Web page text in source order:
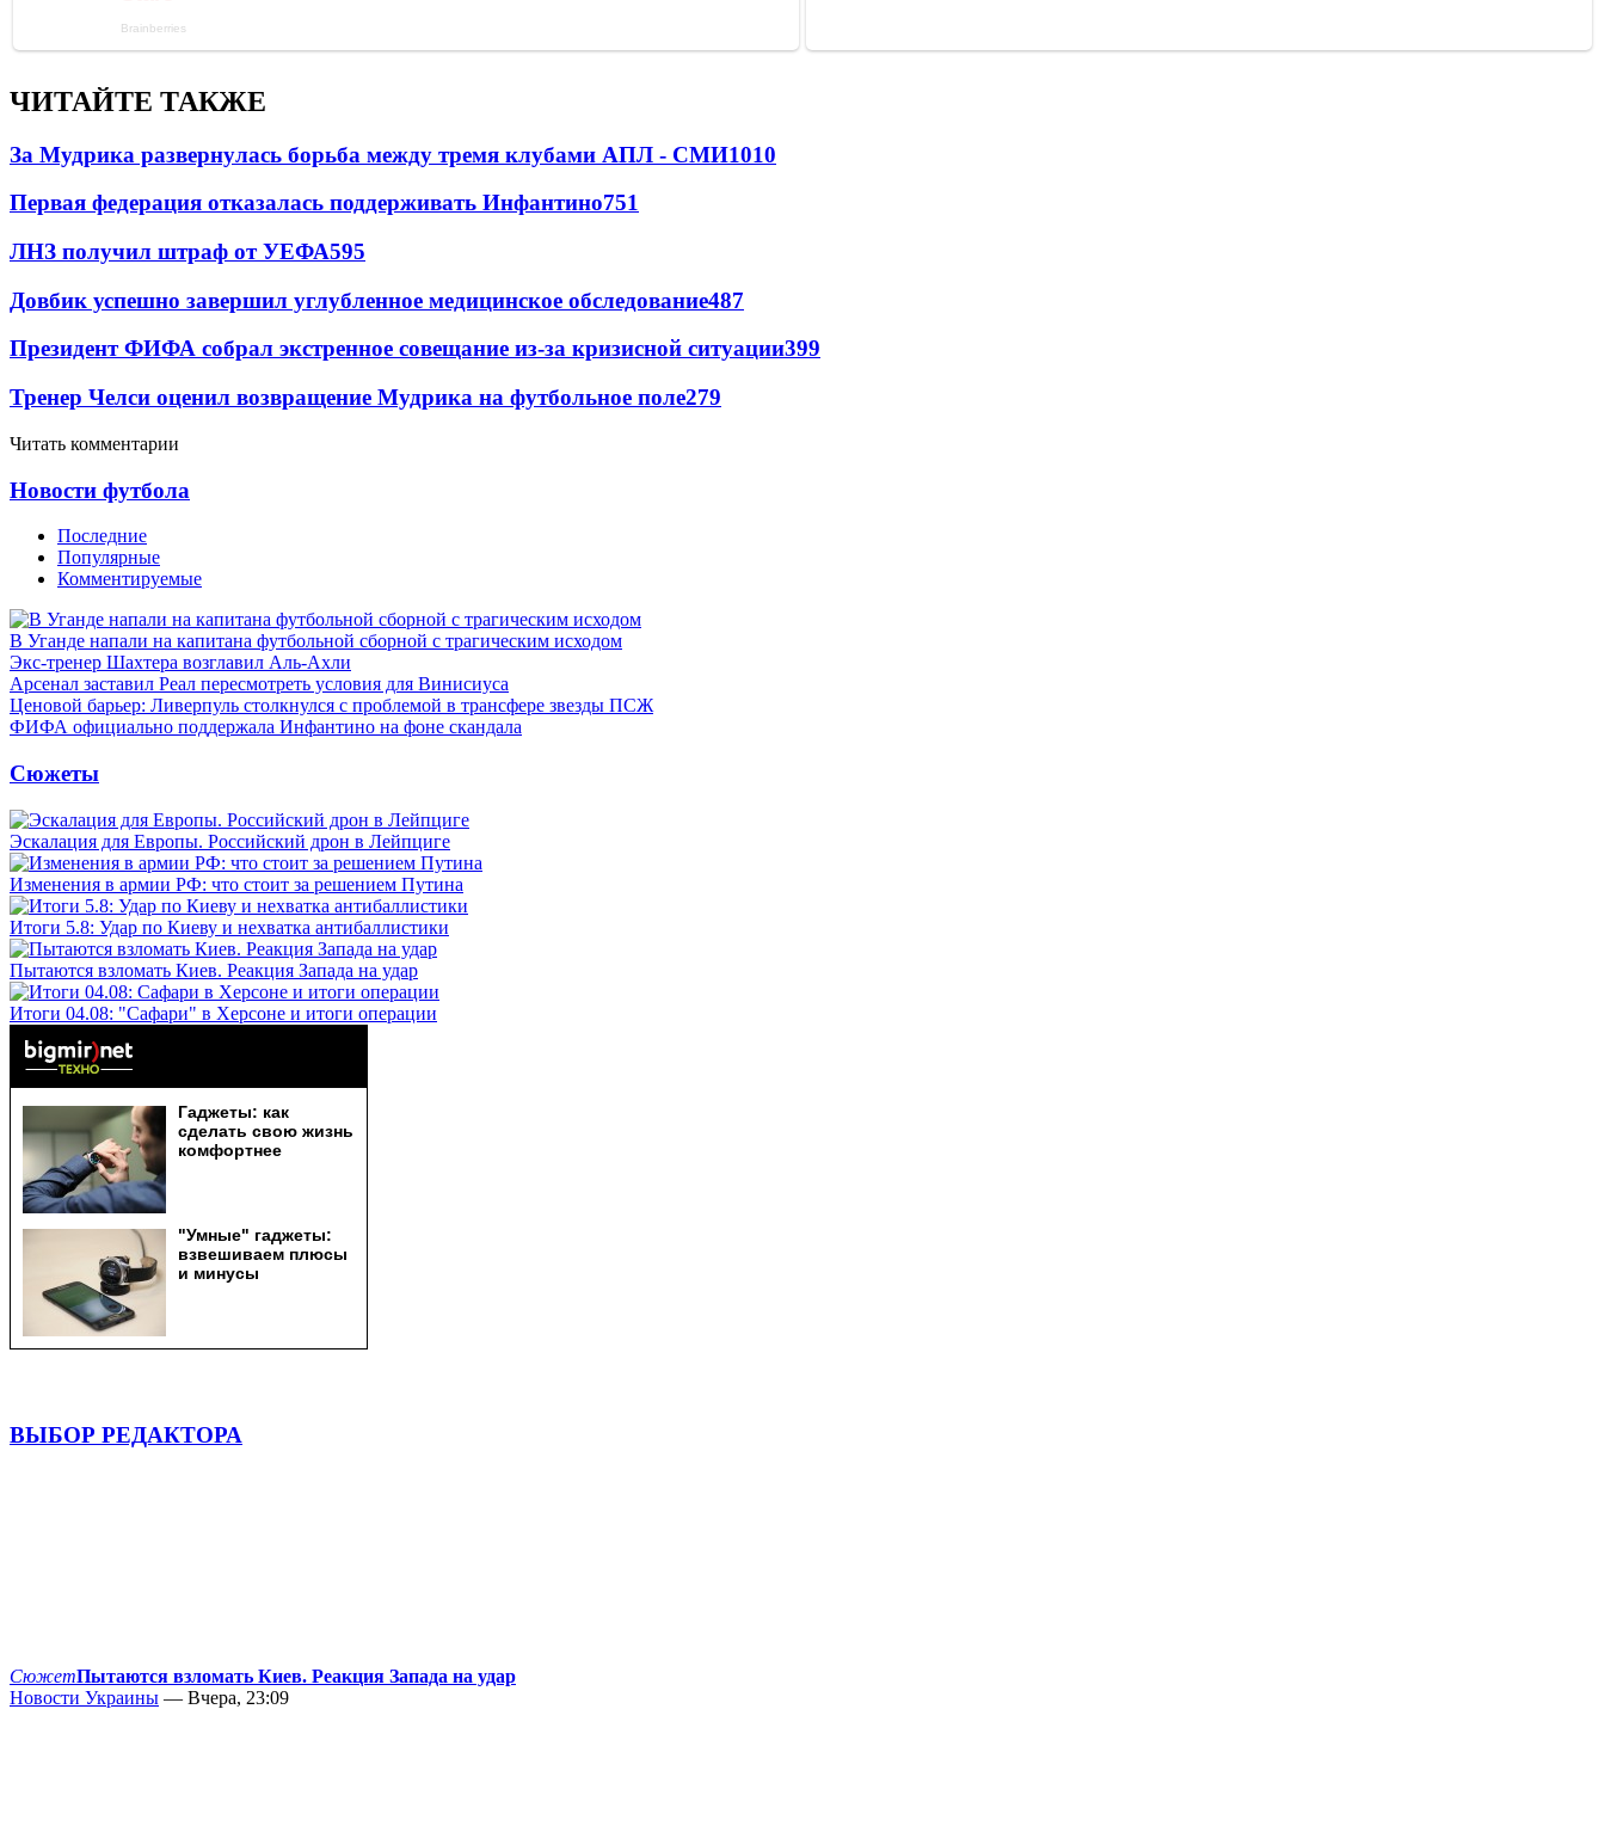
ЧИТАЙТЕ ТАКЖЕ
За Мудрика развернулась борьба между тремя клубами АПЛ - СМИ1010
Первая федерация отказалась поддерживать Инфантино751
ЛНЗ получил штраф от УЕФА595
Довбик успешно завершил углубленное медицинское обследование487
Президент ФИФА собрал экстренное совещание из-за кризисной ситуации399
Тренер Челси оценил возвращение Мудрика на футбольное поле279
Читать комментарии
Новости футбола
Последние
Популярные
Комментируемые
В Уганде напали на капитана футбольной сборной с трагическим исходом
Экс-тренер Шахтера возглавил Аль-Ахли
Арсенал заставил Реал пересмотреть условия для Винисиуса
Ценовой барьер: Ливерпуль столкнулся с проблемой в трансфере звезды ПСЖ
ФИФА официально поддержала Инфантино на фоне скандала
Сюжеты
Эскалация для Европы. Российский дрон в Лейпциге
Изменения в армии РФ: что стоит за решением Путина
Итоги 5.8: Удар по Киеву и нехватка антибаллистики
Пытаются взломать Киев. Реакция Запада на удар
Итоги 04.08: "Сафари" в Херсоне и итоги операции
ВЫБОР РЕДАКТОРА
СюжетПытаются взломать Киев. Реакция Запада на удар
Новости Украины — Вчера, 23:09